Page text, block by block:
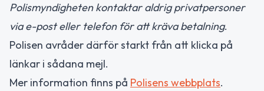
Polismyndigheten kontaktar aldrig privatpersoner
via e-post eller telefon för att kräva betalning.
Polisen avråder därför starkt från att klicka på
länkar i sådana mejl.
Mer information finns på Polisens webbplats.